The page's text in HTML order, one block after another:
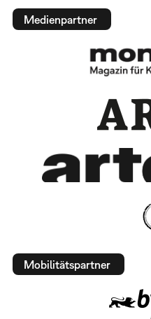
Medienpartner
Mobilitätspartner